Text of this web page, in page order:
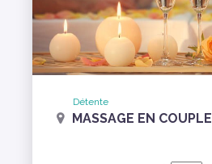
Détente
MASSAGE EN COUPLE